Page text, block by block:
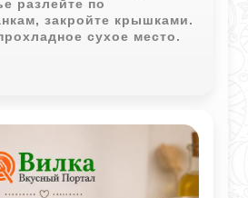
разлейте по
закройте крышками.
сухое место.